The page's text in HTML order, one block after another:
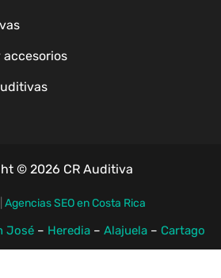
accesorios
© 2026 CR Auditiva
Agencias SEO en Costa Rica
José – Heredia – Alajuela – Cartago